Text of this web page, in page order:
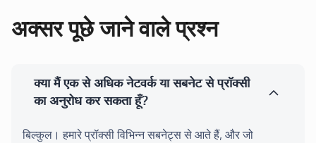
अक्सर पूछे जाने वाले प्रश्न
क्या मैं एक से अधिक नेटवर्क या सबनेट से प्रॉक्सी
का अनुरोध कर सकता हूँ?
बिल्कुल। हमारे प्रॉक्सी विभिन्न सबनेट्स से आते हैं, और जो